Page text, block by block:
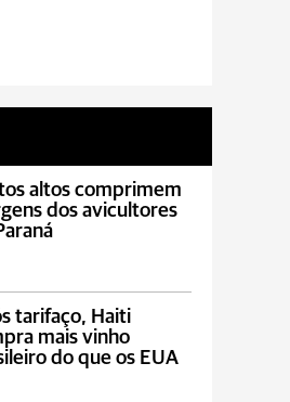
altos comprimem
dos avicultores
tarifaço, Haiti
mais vinho
do que os EUA